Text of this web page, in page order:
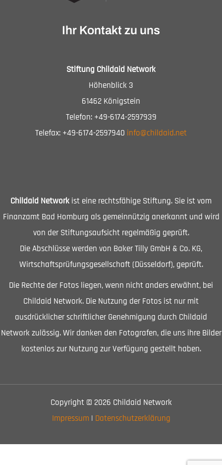
Ihr Kontakt zu uns
Stiftung Childaid Network
Höhenblick 3
61462 Königstein
Telefon: +49-6174-2597939
Telefax: +49-6174-2597940 info@childaid.net
Childaid Network ist eine rechtsfähige Stiftung. Sie ist vom
Finanzamt Bad Homburg als gemeinnützig anerkannt und wird
von der Stiftungsaufsicht regelmäßig geprüft.
Die Abschlüsse werden von Baker Tilly GmbH & Co. KG,
Wirtschaftsprüfungsgesellschaft (Düsseldorf), geprüft.
Die Rechte der Fotos liegen, wenn nicht anders erwähnt, bei
Childaid Network. Die Nutzung der Fotos ist nur mit
ausdrücklicher schriftlicher Genehmigung durch Childaid
Network zulässig. Wir danken den Fotografen, die uns ihre Bilder
kostenlos zur Nutzung zur Verfügung gestellt haben.
Copyright © 2026 Childaid Network
Impressum | Datenschutzerklärung